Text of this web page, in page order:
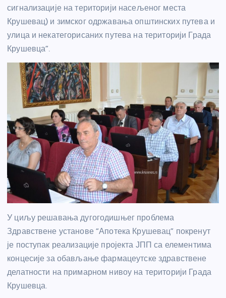
сигнализације на територији насељеног места
Крушевац) и зимског одржавања општинских путева и
улица и некатегорисаних путева на територији Града
Крушевца”.
У циљу решавања дугогодишњег проблема
Здравствене установе “Апотека Крушевац” покренут
је поступак реализације пројекта ЈПП са елементима
концесије за обављање фармацеутске здравствене
делатности на примарном нивоу на територији Града
Крушевца.